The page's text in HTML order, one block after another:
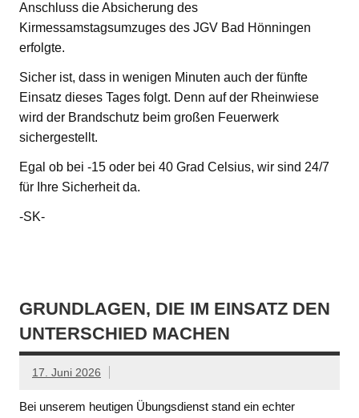
Anschluss die Absicherung des
Kirmessamstagsumzuges des JGV Bad Hönningen
erfolgte.
Sicher ist, dass in wenigen Minuten auch der fünfte
Einsatz dieses Tages folgt. Denn auf der Rheinwiese
wird der Brandschutz beim großen Feuerwerk
sichergestellt.
Egal ob bei -15 oder bei 40 Grad Celsius, wir sind 24/7
für Ihre Sicherheit da.
-SK-
GRUNDLAGEN, DIE IM EINSATZ DEN
UNTERSCHIED MACHEN
17. Juni 2026
Bei unserem heutigen Übungsdienst stand ein echter